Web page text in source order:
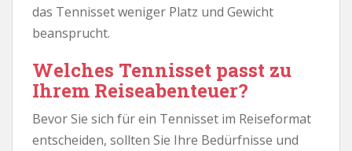
das Tennisset weniger Platz und Gewicht
beansprucht.
Welches Tennisset passt zu
Ihrem Reiseabenteuer?
Bevor Sie sich für ein Tennisset im Reiseformat
entscheiden, sollten Sie Ihre Bedürfnisse und